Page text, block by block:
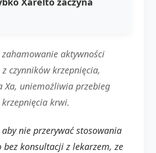
zahamowanie aktywności
czynników krzepnięcia,
Xa, uniemożliwia przebieg
krwi.
aby nie przerywać stosowania
bez konsultacji z lekarzem, ze